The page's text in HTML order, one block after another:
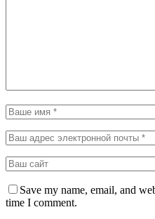
Save my name, email, and
time I comment.